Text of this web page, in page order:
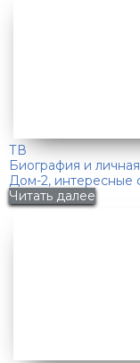
ТВ
Биография и
Дом-2, интересные
Читать далее